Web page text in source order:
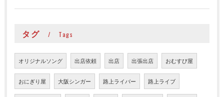
タグ Tags
オリジナルソング 出店依頼 出店 出張出店 おむすび屋
おにぎり屋 大阪シンガー 路上ライバー 路上ライブ